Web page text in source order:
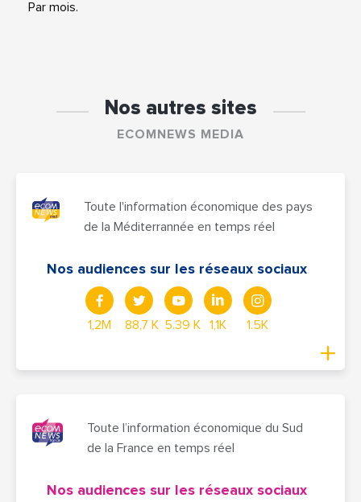
Par mois.
Nos autres sites
ECOMNEWS MEDIA
Toute l'information économique des pays
de la Méditerrannée en temps réel
Nos audiences sur les réseaux sociaux
1,2M 88,7 K 5.39 K 1,1K 1.5K
Toute l’information économique du Sud
de la France en temps réel
Nos audiences sur les réseaux sociaux